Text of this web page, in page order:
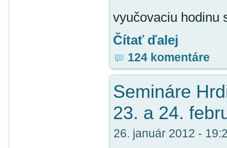
vyučovaciu hodinu
Čítať ďalej
124 komentáre
Semináre
23. a 24.
26. január 2012 -